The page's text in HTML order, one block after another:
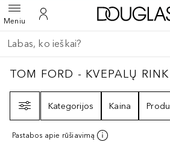
MeniuAtidaryti meniuĮ mano paskyrą
Grįžk atgal
Vykdykite paiešką
TOM FORD - KVEPALŲ
TOM FORD - KVEPALŲ
Kategorijos
Kaina
Pastabos apie rūšiavimą